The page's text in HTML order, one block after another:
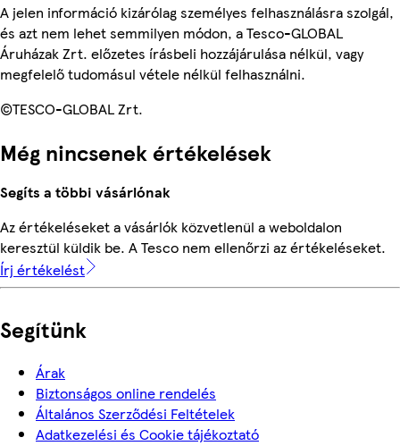
A jelen információ kizárólag személyes felhasználásra szolgál,
és azt nem lehet semmilyen módon, a Tesco-GLOBAL
Áruházak Zrt. előzetes írásbeli hozzájárulása nélkül, vagy
megfelelő tudomásul vétele nélkül felhasználni.
©TESCO-GLOBAL Zrt.
Még nincsenek értékelések
Segíts a többi vásárlónak
Az értékeléseket a vásárlók közvetlenül a weboldalon
keresztül küldik be. A Tesco nem ellenőrzi az értékeléseket.
Írj értékelést
Segítünk
Árak
Biztonságos online rendelés
Általános Szerződési Feltételek
Adatkezelési és Cookie tájékoztató